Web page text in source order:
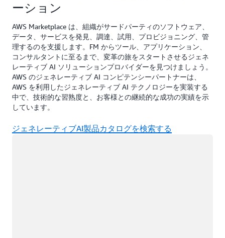
ーション
AWS Marketplace は、組織がサードパーティのソフトウェア、
データ、サービスを発見、調達、試用、プロビジョニング、管
理するのを支援します。FM からツール、アプリケーション、
コンサルタントに至るまで、変革の旅をスタートさせるジェネ
レーティブ AI ソリューションプロバイダーを見つけましょう。
AWS のジェネレーティブ AI コンピテンシーパートナーは、
AWS を利用したジェネレーティブ AI テクノロジーを実装する
中で、技術的な習熟度と、お客様との継続的な成功の実績を示
しています。
ジェネレーティブAI製品カタログを検索する